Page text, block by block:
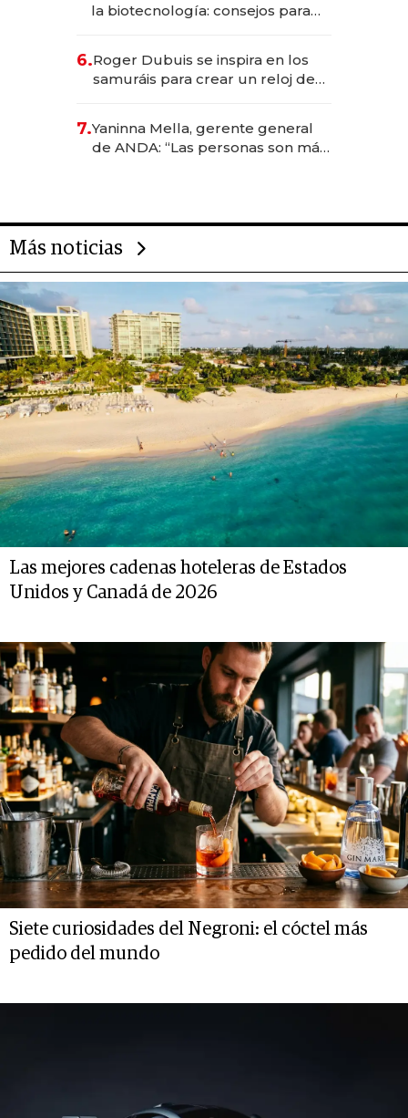
la biotecnología: consejos para
6.Roger Dubuis se inspira en los
samuráis para crear un reloj de
7.Yaninna Mella, gerente general
de ANDA: “Las personas son más
Más noticias
Las mejores cadenas hoteleras de Estados
Unidos y Canadá de 2026
Siete curiosidades del Negroni: el cóctel más
pedido del mundo